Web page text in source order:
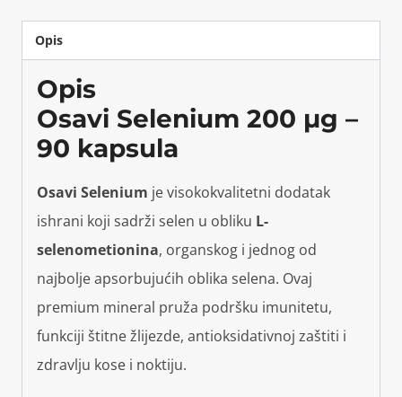
Opis
Opis
Osavi Selenium 200 µg –
90 kapsula
Osavi Selenium je visokokvalitetni dodatak
ishrani koji sadrži selen u obliku L-
selenometionina, organskog i jednog od
najbolje apsorbujućih oblika selena. Ovaj
premium mineral pruža podršku imunitetu,
funkciji štitne žlijezde, antioksidativnoj zaštiti i
zdravlju kose i noktiju.